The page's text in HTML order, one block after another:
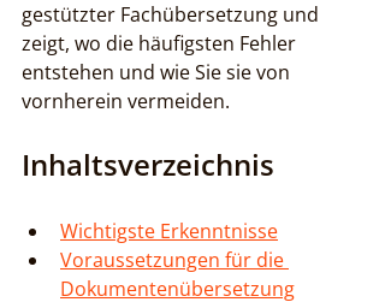
gestützter Fachübersetzung und
zeigt, wo die häufigsten Fehler
entstehen und wie Sie sie von
vornherein vermeiden.
Inhaltsverzeichnis
Wichtigste Erkenntnisse
Voraussetzungen für die
Dokumentenübersetzung